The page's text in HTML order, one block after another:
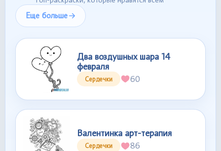
Еще больше
Два воздушных шара 14
февраля
Сердечки 60
Валентинка арт-терапия
Сердечки 86